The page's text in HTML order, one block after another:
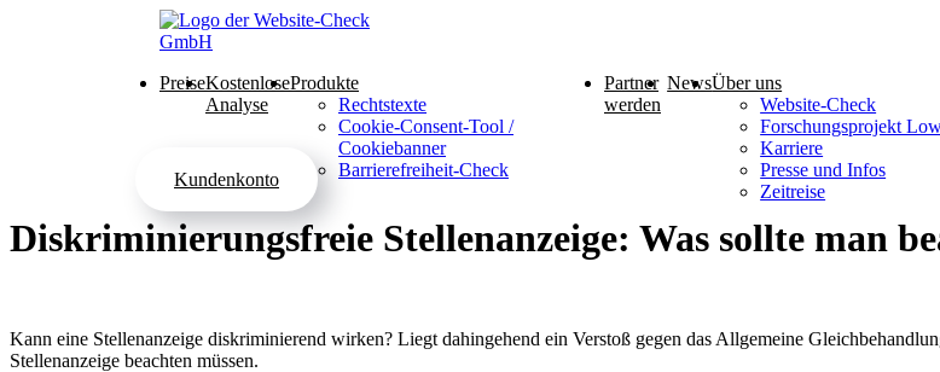
PreiseKostenlose
Analyse
Produkte
Rechtstexte
Cookie-Consent-Tool /
Cookiebanner
Barrierefreiheit-Check
Partner
werden
NewsÜber uns
Website-Check
Forschungsprojekt
Karriere
Presse und Infos
Zeitreise
Kundenkonto
Diskriminierungsfreie Stellenanzeige: Was sollte man
Kann eine Stellenanzeige diskriminierend wirken? Liegt dahingehend ein Verstoß gegen das Allgemeine
Stellenanzeige beachten müssen.